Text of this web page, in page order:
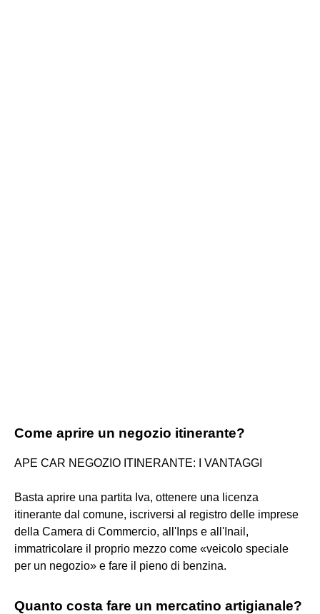
Come aprire un negozio itinerante?
APE CAR NEGOZIO ITINERANTE: I VANTAGGI
Basta aprire una partita Iva, ottenere una licenza
itinerante dal comune, iscriversi al registro delle imprese
della Camera di Commercio, all'Inps e all'Inail,
immatricolare il proprio mezzo come «veicolo speciale
per un negozio» e fare il pieno di benzina.
Quanto costa fare un mercatino artigianale?